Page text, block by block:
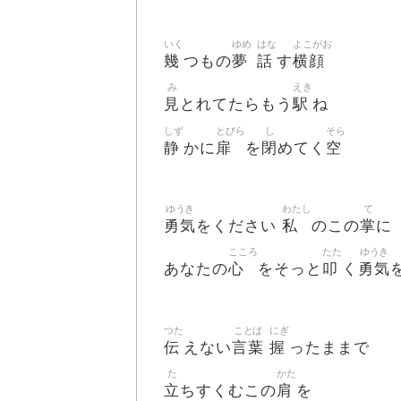
幾
いく
つもの夢
ゆめ
話
はな
す横顔
よこがお
見
み
とれてたらもう駅
えき
ね
静
しず
かに 扉
とびら
を 閉
し
めてく 空
そら
勇気
ゆうき
をください 私
わたし
のこの掌
て
に
あなたの心
こころ
をそっと 叩
たた
く 勇気
ゆうき
伝
つた
えない言葉
ことば
握
にぎ
ったままで
立
た
ちすくむこの肩
かた
を